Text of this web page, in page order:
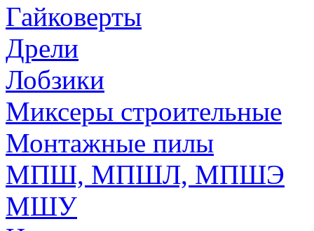
Гайковерты
Дрели
Лобзики
Миксеры строительные
Монтажные пилы
МПШ, МПШЛ, МПШЭ
МШУ